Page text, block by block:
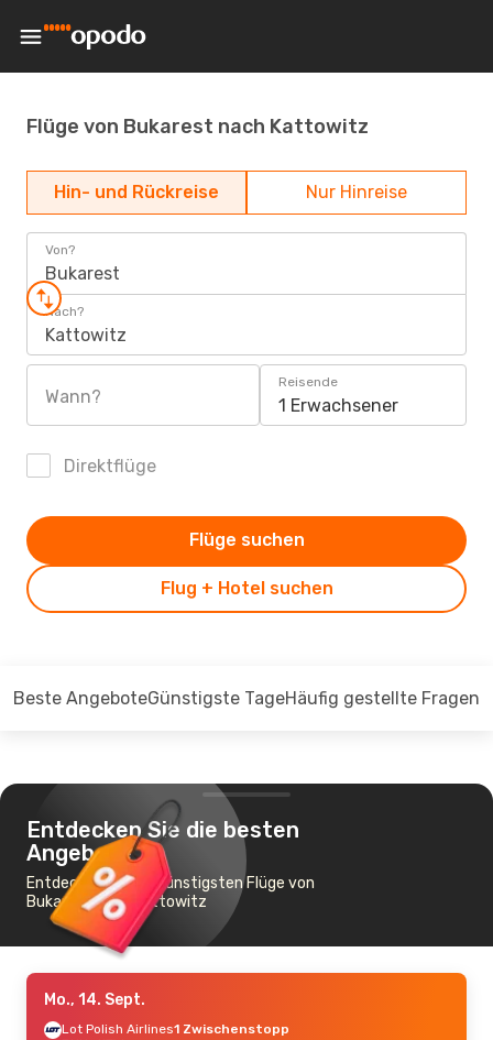
Flüge von Bukarest nach Kattowitz
Hin- und Rückreise Nur Hinreise
Von?
Bukarest
Nach?
Kattowitz
Wann?
Reisende
1 Erwachsener
Direktflüge
Flug + Hotel suchen
Flüge suchen
Beste AngeboteGünstigste TageHäufig gestellte Fragen
Entdecken Sie die besten
Angebote
Entdecken Sie die günstigsten Flüge von
Bukarest nach Kattowitz
Mo., 14. Sept.
Lot Polish Airlines1 Zwischenstopp